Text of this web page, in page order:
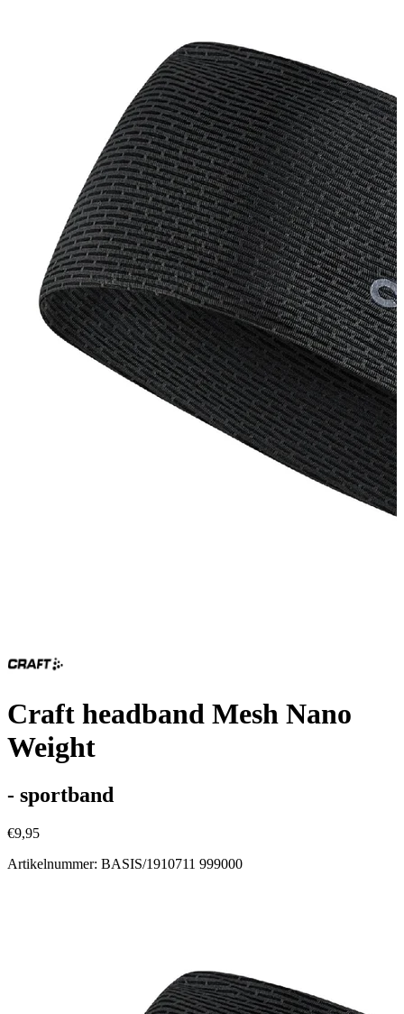
Craft headband Mesh Nano
Weight
- sportband
€9,95
Artikelnummer: BASIS/1910711 999000